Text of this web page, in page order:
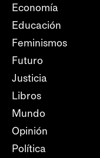
Economía
Educación
Feminismos
Futuro
Justicia
Libros
Mundo
Opinión
Política